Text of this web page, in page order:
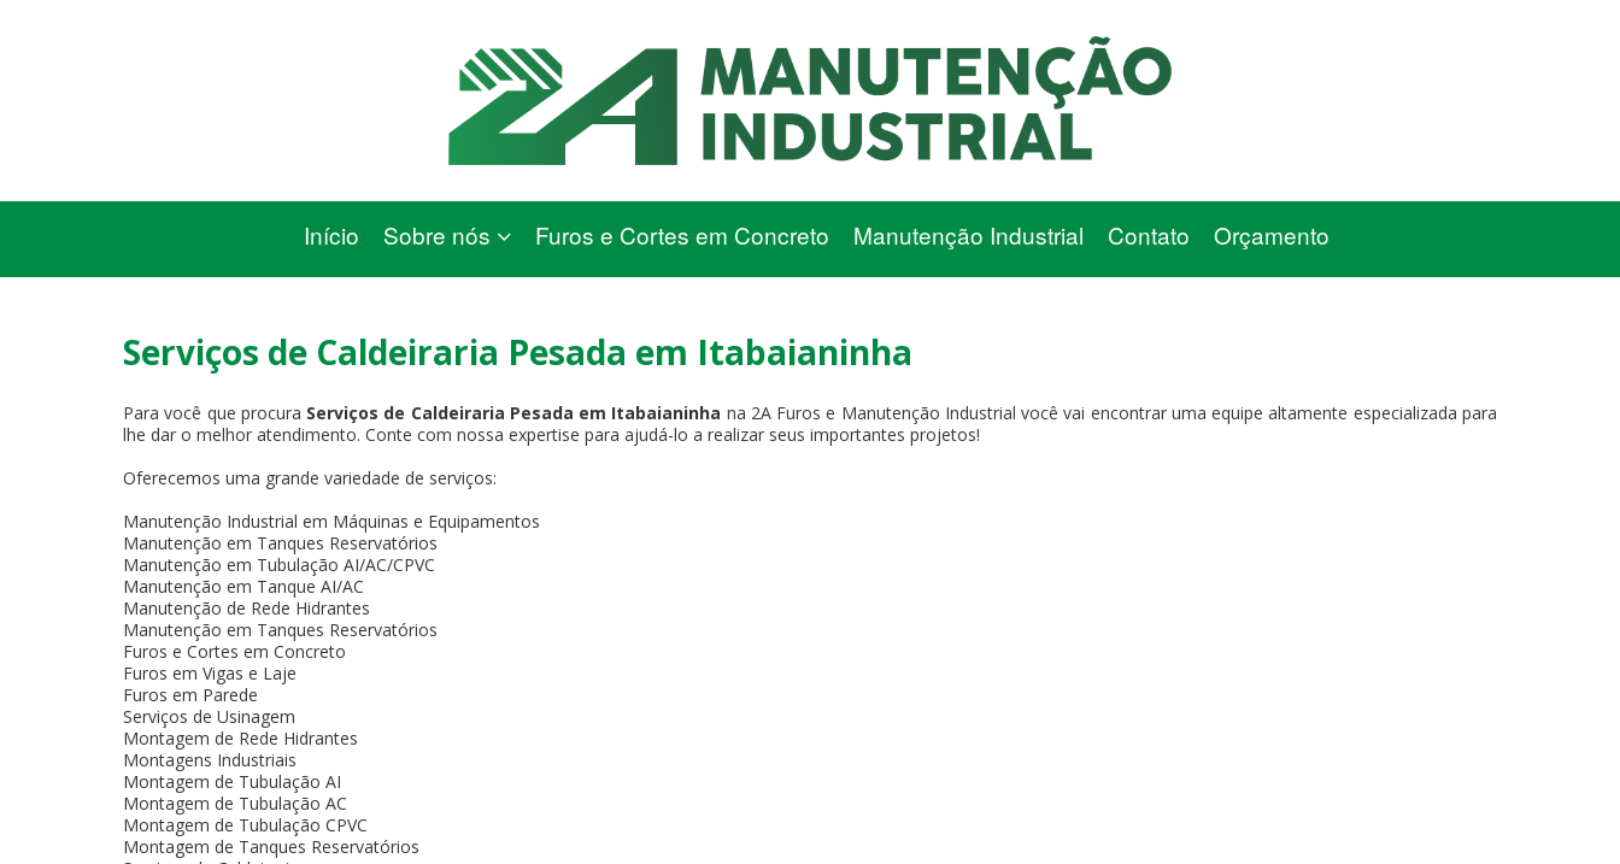
Início Sobre nós Furos e Cortes em Concreto Manutenção Industrial Contato Orçamento
Serviços de Caldeiraria Pesada em Itabaianinha
Para você que procura Serviços de Caldeiraria Pesada em Itabaianinha na 2A Furos e Manutenção Industrial você vai encontrar uma equipe altamente especializada para
lhe dar o melhor atendimento. Conte com nossa expertise para ajudá-lo a realizar seus importantes projetos!
Oferecemos uma grande variedade de serviços:
Manutenção Industrial em Máquinas e Equipamentos
Manutenção em Tanques Reservatórios
Manutenção em Tubulação AI/AC/CPVC
Manutenção em Tanque AI/AC
Manutenção de Rede Hidrantes
Manutenção em Tanques Reservatórios
Furos e Cortes em Concreto
Furos em Vigas e Laje
Furos em Parede
Serviços de Usinagem
Montagem de Rede Hidrantes
Montagens Industriais
Montagem de Tubulação AI
Montagem de Tubulação AC
Montagem de Tubulação CPVC
Montagem de Tanques Reservatórios